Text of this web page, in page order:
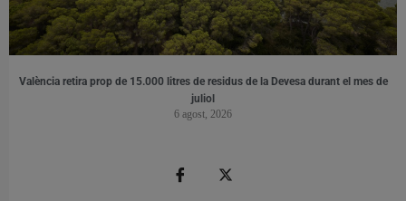
València retira prop de 15.000 litres de residus de la Devesa durant el mes de
juliol
6 agost, 2026